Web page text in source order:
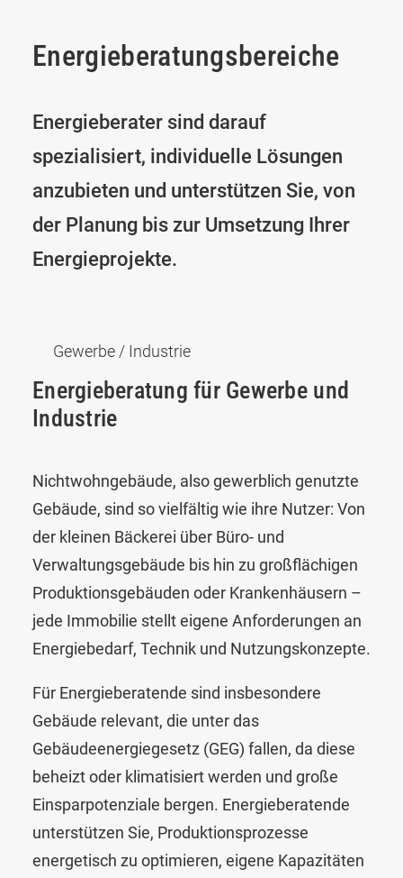
Energie­beratungs­bereiche
Energieberater sind darauf
spezialisiert, individuelle Lösungen
anzubieten und unterstützen Sie, von
der Planung bis zur Umsetzung Ihrer
Energieprojekte.
Gewerbe / Industrie
Energieberatung für Gewerbe und
Industrie
Nichtwohngebäude, also gewerblich genutzte
Gebäude, sind so vielfältig wie ihre Nutzer: Von
der kleinen Bäckerei über Büro- und
Verwaltungsgebäude bis hin zu großflächigen
Produktionsgebäuden oder Krankenhäusern –
jede Immobilie stellt eigene Anforderungen an
Energiebedarf, Technik und Nutzungskonzepte.
Für Energieberatende sind insbesondere
Gebäude relevant, die unter das
Gebäudeenergiegesetz (GEG) fallen, da diese
beheizt oder klimatisiert werden und große
Einsparpotenziale bergen. Energieberatende
unterstützen Sie, Produktionsprozesse
energetisch zu optimieren, eigene Kapazitäten